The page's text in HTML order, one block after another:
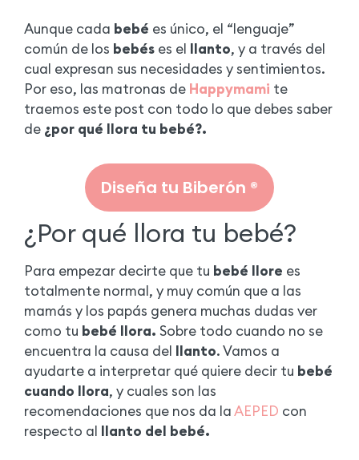
Aunque cada bebé es único, el “lenguaje”
común de los bebés es el llanto, y a través del
cual expresan sus necesidades y sentimientos.
Por eso, las matronas de Happymami te
traemos este post con todo lo que debes saber
de ¿por qué llora tu bebé?.
Diseña tu Biberón ®
¿Por qué llora tu bebé?
Para empezar decirte que tu bebé llore es
totalmente normal, y muy común que a las
mamás y los papás genera muchas dudas ver
como tu bebé llora. Sobre todo cuando no se
encuentra la causa del llanto. Vamos a
ayudarte a interpretar qué quiere decir tu bebé
cuando llora, y cuales son las
recomendaciones que nos da laAEPED con
respecto al llanto del bebé.